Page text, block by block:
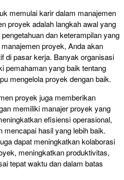
memulai karir dalam manajemen
proyek adalah langkah awal yang
dan keterampilan yang
proyek, Anda akan
di pasar kerja. Banyak organisasi
pemahaman yang baik tentang
mengelola proyek dengan baik.
proyek juga memberikan
memiliki manajer proyek yang
efisiensi operasional,
mencapai hasil yang lebih baik.
dapat meningkatkan kolaborasi
meningkatkan produktivitas,
tepat waktu dan dalam batas